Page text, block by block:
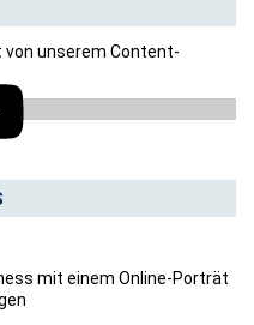
von unserem Content-
mit einem Online-Porträt